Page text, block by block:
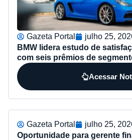
Gazeta Portal julho 25,
BMW lidera estudo de
com seis prêmios de
Acessar
Gazeta Portal julho 25,
Oportunidade para gerente